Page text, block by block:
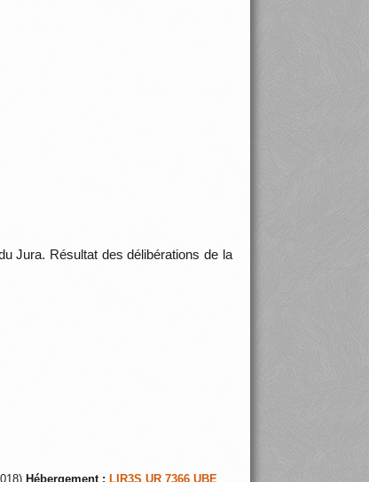
Jura. Résultat des délibérations de la
Hébergement : LIR3S UR 7366 UBE